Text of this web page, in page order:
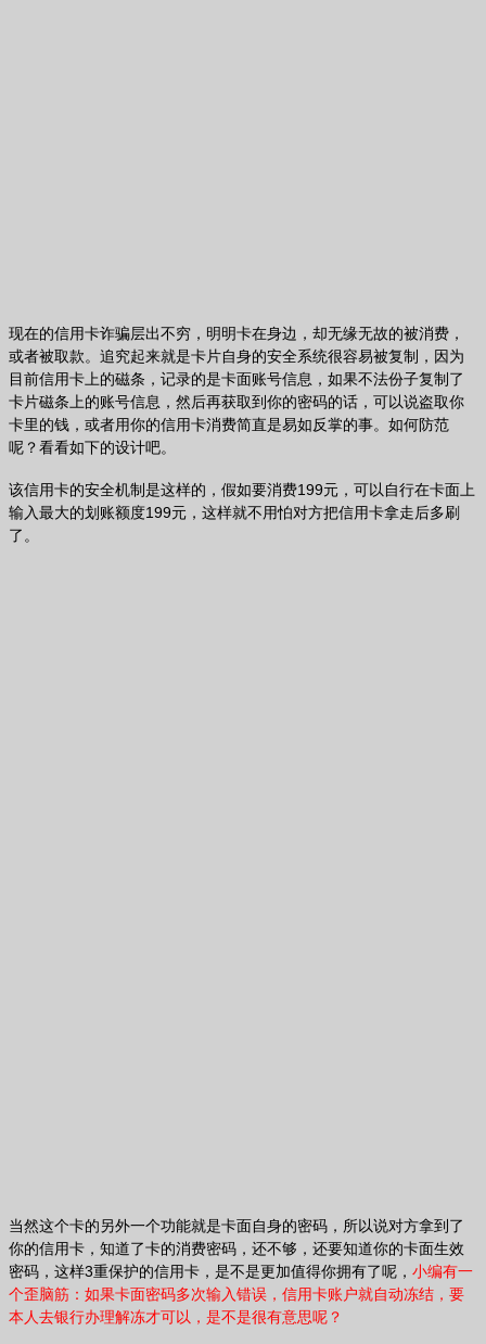
现在的信用卡诈骗层出不穷，明明卡在身边，却无缘无故的被消费，
或者被取款。追究起来就是卡片自身的安全系统很容易被复制，因为
目前信用卡上的磁条，记录的是卡面账号信息，如果不法份子复制了
卡片磁条上的账号信息，然后再获取到你的密码的话，可以说盗取你
卡里的钱，或者用你的信用卡消费简直是易如反掌的事。如何防范
呢？看看如下的设计吧。
该信用卡的安全机制是这样的，假如要消费199元，可以自行在卡面上
输入最大的划账额度199元，这样就不用怕对方把信用卡拿走后多刷
了。
当然这个卡的另外一个功能就是卡面自身的密码，所以说对方拿到了
你的信用卡，知道了卡的消费密码，还不够，还要知道你的卡面生效
密码，这样3重保护的信用卡，是不是更加值得你拥有了呢， 小编有一
个歪脑筋：如果卡面密码多次输入错误，信用卡账户就自动冻结，要
本人去银行办理解冻才可以，是不是很有意思呢？